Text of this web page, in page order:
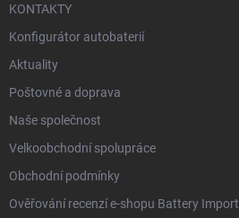
KONTAKTY
Konfigurátor autobaterií
Aktuality
Poštovné a doprava
Naše společnost
Velkoobchodní spolupráce
Obchodní podmínky
Ověřování recenzí e-shopu Battery Import